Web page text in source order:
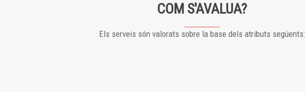
COM S'AVALUA?
Els serveis són valorats sobre la base dels atributs següents: